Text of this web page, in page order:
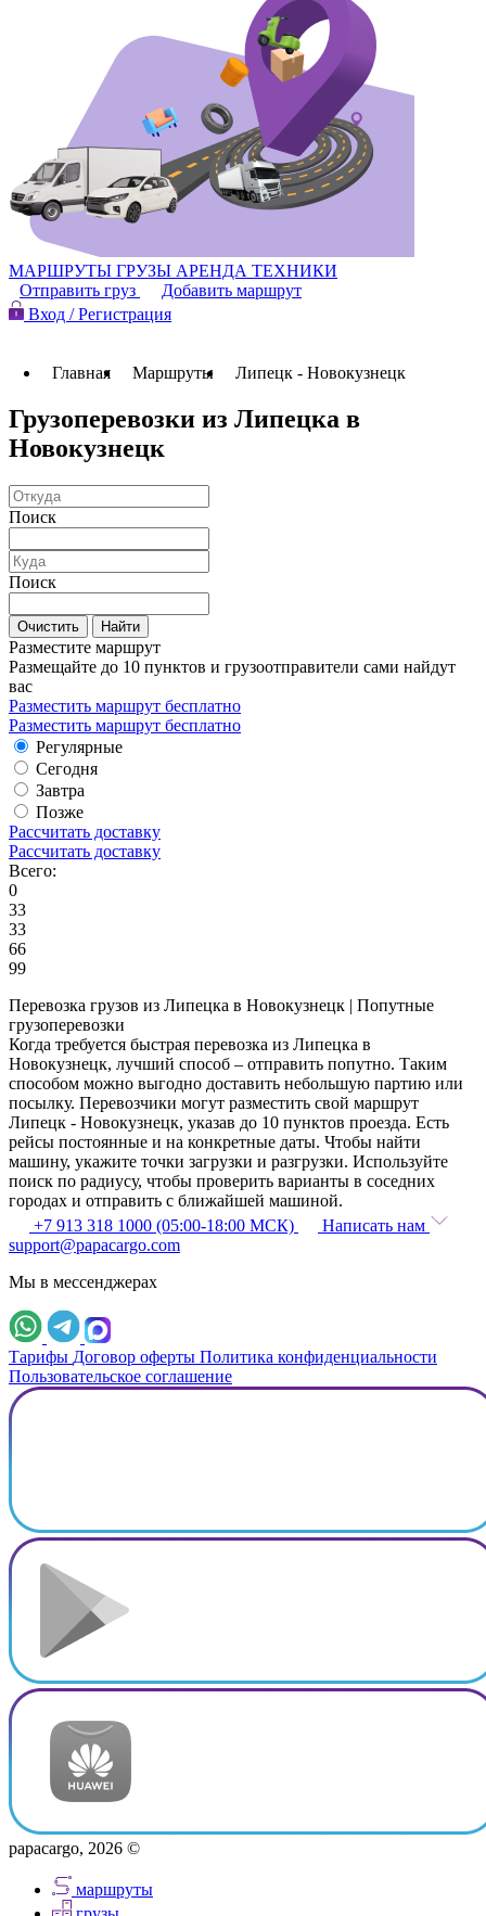
МАРШРУТЫ ГРУЗЫ АРЕНДА ТЕХНИКИ
Отправить груз
Добавить маршрут
Вход / Регистрация
Главная Маршруты Липецк - Новокузнецк
Грузоперевозки из Липецка в
Новокузнецк
Поиск
Поиск
Очистить Найти
Разместите маршрут
Размещайте до 10 пунктов и грузоотправители сами найдут
вас
Разместить маршрут бесплатно
Разместить маршрут бесплатно
Регулярные
Сегодня
Завтра
Позже
Рассчитать доставку
Рассчитать доставку
Всего:
0
33
33
66
99
Перевозка грузов из Липецка в Новокузнецк | Попутные
грузоперевозки
Когда требуется быстрая перевозка из Липецка в
Новокузнецк, лучший способ – отправить попутно. Таким
способом можно выгодно доставить небольшую партию или
посылку. Перевозчики могут разместить свой маршрут
Липецк - Новокузнецк, указав до 10 пунктов проезда. Есть
рейсы постоянные и на конкретные даты. Чтобы найти
машину, укажите точки загрузки и разгрузки. Используйте
поиск по радиусу, чтобы проверить варианты в соседних
городах и отправить с ближайшей машиной.
+7 913 318 1000 (05:00-18:00 МСК)
Написать нам
support@papacargo.com
Мы в мессенджерах
Тарифы Договор оферты Политика конфиденциальности
Пользовательское соглашение
papacargo, 2026 ©
маршруты